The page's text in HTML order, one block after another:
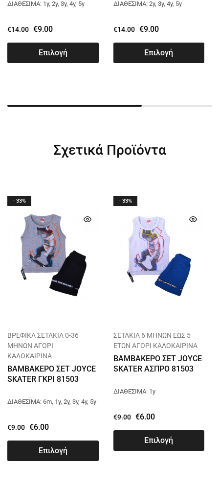
ΔΙΑΘΕΣΙΜΑ: 1y, 2y, 3y, 4y, 5y
€14.00 €9.00
Επιλογή
ΔΙΑΘΕΣΙΜΑ: 2y, 3y, 4y, 5y
€14.00 €9.00
Επιλογή
Σχετικά Προϊόντα
- 33%
ΒΡΕΦΙΚΑ ΣΕΤΑΚΙΑ 0-36
ΜΗΝΩΝ ΑΓΟΡΙ
ΚΑΛΟΚΑΙΡΙΝΑ
ΒΑΜΒΑΚΕΡΟ ΣΕΤ JOYCE
SKATER ΓΚΡΙ 81503
ΔΙΑΘΕΣΙΜΑ: 6m, 1y, 2y, 3y, 4y, 5y
€9.00 €6.00
Επιλογή
- 33%
ΣΕΤΑΚΙΑ 6 ΜΗΝΩΝ ΕΩΣ 5
ΕΤΩΝ ΑΓΟΡΙ ΚΑΛΟΚΑΙΡΙΝΑ
ΒΑΜΒΑΚΕΡΟ ΣΕΤ JOYCE
SKATER ΑΣΠΡΟ 81503
ΔΙΑΘΕΣΙΜΑ: 1y
€9.00 €6.00
Επιλογή